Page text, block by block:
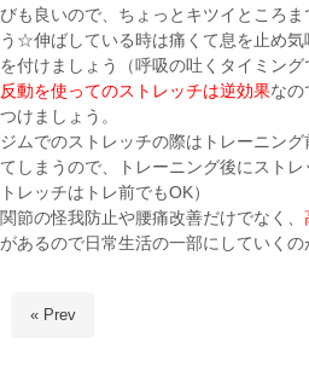
びも良いので、ちょっとキツイところ
う☆伸ばしている時は痛くて息を止め
を付けましょう（呼吸の吐くタイミング
反動を使ってのストレッチは逆効果なの
つけましょう。
ジムでのストレッチの際はトレーニン
てしまうので、トレーニング後にスト
トレッチはトレ前でもOK）
関節の怪我防止や腰痛改善だけでなく、
があるので日常生活の一部にしていくの
« Prev